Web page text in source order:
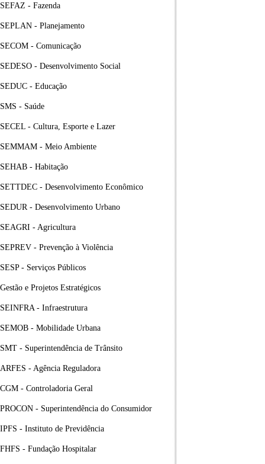
SEFAZ - Fazenda
SEPLAN - Planejamento
SECOM - Comunicação
SEDESO - Desenvolvimento Social
SEDUC - Educação
SMS - Saúde
SECEL - Cultura, Esporte e Lazer
SEMMAM - Meio Ambiente
SEHAB - Habitação
SETTDEC - Desenvolvimento Econômico
SEDUR - Desenvolvimento Urbano
SEAGRI - Agricultura
SEPREV - Prevenção à Violência
SESP - Serviços Públicos
Gestão e Projetos Estratégicos
SEINFRA - Infraestrutura
SEMOB - Mobilidade Urbana
SMT - Superintendência de Trânsito
ARFES - Agência Reguladora
CGM - Controladoria Geral
PROCON - Superintendência do Consumidor
IPFS - Instituto de Previdência
FHFS - Fundação Hospitalar